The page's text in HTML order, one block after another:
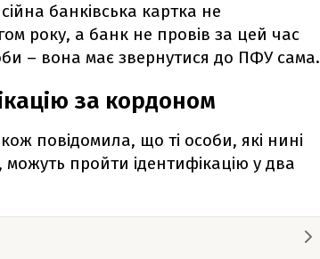
банківська картка не
року, а банк не провів за цей час
– вона має звернутися до ПФУ сама.
за кордоном
повідомила, що ті особи, які нині
пройти ідентифікацію у два